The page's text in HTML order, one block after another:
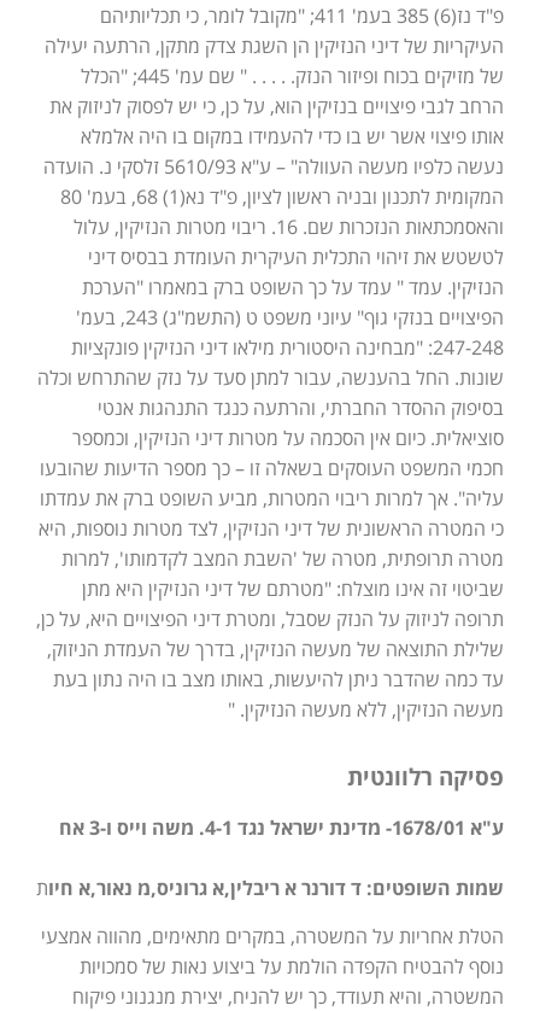
פ"ד נז(6) 385 בעמ' 411; "מקובל לומר, כי תכליותיהם
העיקריות של דיני הנזיקין הן השגת צדק מתקן, הרתעה יעילה
של מזיקים בכוח ופיזור הנזק. . . . . " שם עמ' 445; "הכלל
הרחב לגבי פיצויים בנזיקין הוא, על כן, כי יש לפסוק לניזוק את
אותו פיצוי אשר יש בו כדי להעמידו במקום בו היה אלמלא
נעשה כלפיו מעשה העוולה" – ע"א 5610/93 זלסקי נ. הועדה
המקומית לתכנון ובניה ראשון לציון, פ"ד נא(1) 68, בעמ' 80
והאסמכתאות הנזכרות שם. 16. ריבוי מטרות הנזיקין, עלול
לטשטש את זיהוי התכלית העיקרית העומדת בבסיס דיני
הנזיקין. עמד " עמד על כך השופט ברק במאמרו "הערכת
הפיצויים בנזקי גוף" עיוני משפט ט (התשמ"ג) 243, בעמ'
247-248: "מבחינה היסטורית מילאו דיני הנזיקין פונקציות
שונות. החל בהענשה, עבור למתן סעד על נזק שהתרחש וכלה
בסיפוק ההסדר החברתי, והרתעה כנגד התנהגות אנטי
סוציאלית. כיום אין הסכמה על מטרות דיני הנזיקין, וכמספר
חכמי המשפט העוסקים בשאלה זו – כך מספר הדיעות שהובעו
עליה". אך למרות ריבוי המטרות, מביע השופט ברק את עמדתו
כי המטרה הראשונית של דיני הנזיקין, לצד מטרות נוספות, היא
מטרה תרופתית, מטרה של 'השבת המצב לקדמותו', למרות
שביטוי זה אינו מוצלח: "מטרתם של דיני הנזיקין היא מתן
תרופה לניזוק על הנזק שסבל, ומטרת דיני הפיצויים היא, על כן,
שלילת התוצאה של מעשה הנזיקין, בדרך של העמדת הניזוק,
עד כמה שהדבר ניתן להיעשות, באותו מצב בו היה נתון בעת
מעשה הנזיקין, ללא מעשה הנזיקין. "
פסיקה רלוונטית
ע"א 1678/01- מדינת ישראל נגד 4-1. משה וייס ו-3 אח
שמות השופטים: ד דורנר א ריבלין,א גרוניס,מ נאור,א חיות
הטלת אחריות על המשטרה, במקרים מתאימים, מהווה אמצעי
נוסף להבטיח הקפדה הולמת על ביצוע נאות של סמכויות
המשטרה, והיא תעודד, כך יש להניח, יצירת מנגנוני פיקוח